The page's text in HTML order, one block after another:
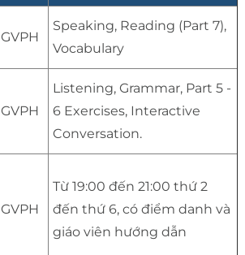
GVPH
Speaking, Reading (Part 7),
Vocabulary
GVPH
Listening, Grammar, Part 5 -
6 Exercises, Interactive
Conversation.
GVPH
Từ 19:00 đến 21:00 thứ 2
đến thứ 6, có điểm danh và
giáo viên hướng dẫn